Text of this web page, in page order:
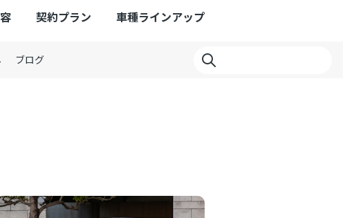
契約プラン 車種ラインアップ
ブログ